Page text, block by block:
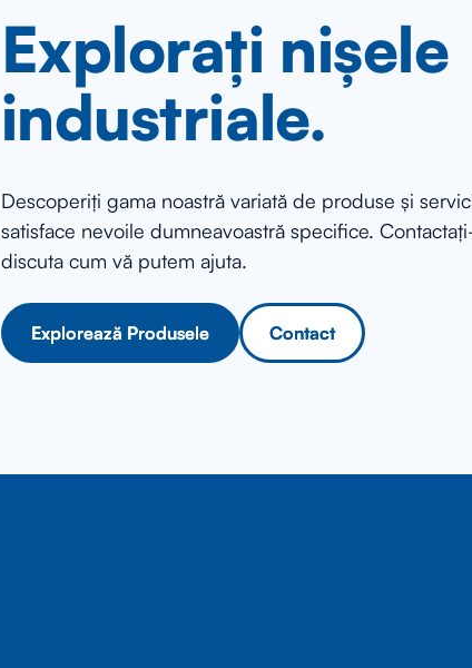
Explorați nișele
industriale.
Descoperiți gama noastră variată de produse și
satisface nevoile dumneavoastră specifice.
discuta cum vă putem ajuta.
Explorează Produsele
Explorează Produsele Contact
Contact